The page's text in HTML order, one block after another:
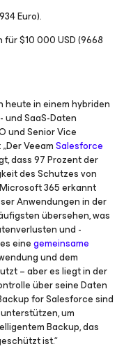
Euro).
$10 000 USD (9668
heute in einem hybriden
und SaaS-Daten
und Senior Vice
VeeamSalesforce
dass 97 Prozent der
des Schutzes von
365 erkannt
Anwendungen in der
übersehen, was
und -
einegemeinsame
und dem
– aber es liegt in der
über seine Daten
for Salesforcesind
um
Backup, das
ist.“